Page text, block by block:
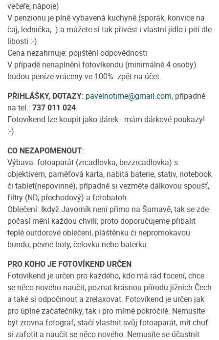
večeře, nápoje)
V penzionu je plně vybavená kuchyně (sporák, konvice na
čaj, lednička,..) a můžete si tak přivést i vlastní jídlo i pití dle
libosti :-)
Cena nezahrnuje: pojištění odpovědnosti
V případě nenaplnění fotovíkendu (minimálně 4 osoby)
budou peníze vráceny ve 100% zpět na účet.
PŘIHLÁŠKY, DOTAZY: pavelnotime@gmail.com, případně
na tel.: 737 011 024
Fotovíkend lze koupit jako dárek - mám dárkové poukazy!
:-)
CO NEZAPOMENOUT:
Výbava: fotoaparát (zrcadlovka, bezzrcadlovka) s
objektivem, paměťová karta, nabitá baterie, stativ, notebook
či tablet(nepovinné), případně si vezměte dálkovou spoušť,
filtry (ND, přechodový) a fotobatoh.
Oblečení: Ikdyž Javorník není přímo na Šumavě, tak se zde
počasí mění každou chvílí, proto doporučujeme přibalit
teplé outdorové oblečení, pláštěnku či nepromokavou
bundu, pevné boty, čelovku nebo baterku.
PRO KOHO JE FOTOVÍKEND URČEN
Fotovíkend je určen pro každého, kdo má rád focení, chce
se něco nového naučit, poznat krásnou přírodu jižních Čech
a také si odpočinout a zrelaxovat. Fotovíkend je určen jak
pro úplné začátečníky, tak i pro mírně pokročilé. Nemusíte
být zrovna fotograf, stačí vlastnit svůj fotoaparát, mít chuť
si zafotit a naučit se něco nového. Nemusíte se účastnit